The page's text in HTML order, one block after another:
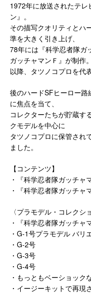
1972年に放送されたテ
ン』。
その描写クオリティとハ
準を大きく引き上げ、
78年には『科学忍者隊ガ
ガッチャマンＦ』が制作。
以降、タツノコプロを代
後のハードSFヒーロー
に焦点を当て、
コレクターたちが貯蔵す
クモデルを中心に
タツノコプロに保管され
ました。
【コンテンツ】
・『科学忍者隊ガッチャ
・『科学忍者隊ガッチャ
〈プラモデル・コレクシ
・『科学忍者隊ガッチャ
・G-1号プラモデル バリ
・G-2号
・G-3号
・G-4号
・もっともベーショック
・イージーキットで再現